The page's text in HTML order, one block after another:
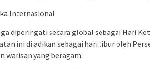
Internasional
diperingati secara global sebagai Hari
ini dijadikan sebagai hari libur oleh
warisan yang beragam.